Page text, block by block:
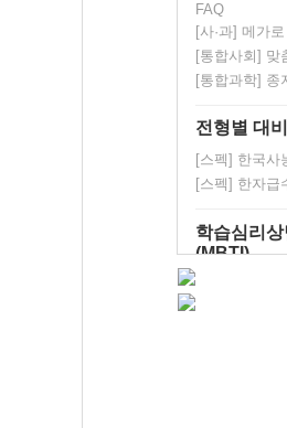
FAQ
[사·과] 메가
[통합사회] 맞
[통합과학] 종
전형별 대
[스펙] 한국사
[스펙] 한자급
학습심리상
(MBTI)